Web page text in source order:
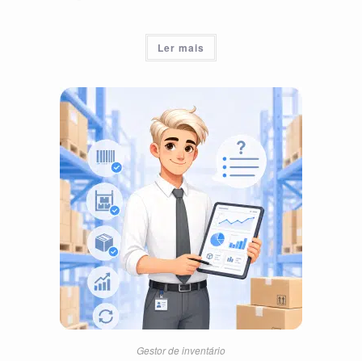
Ler mais
Gestor de inventário